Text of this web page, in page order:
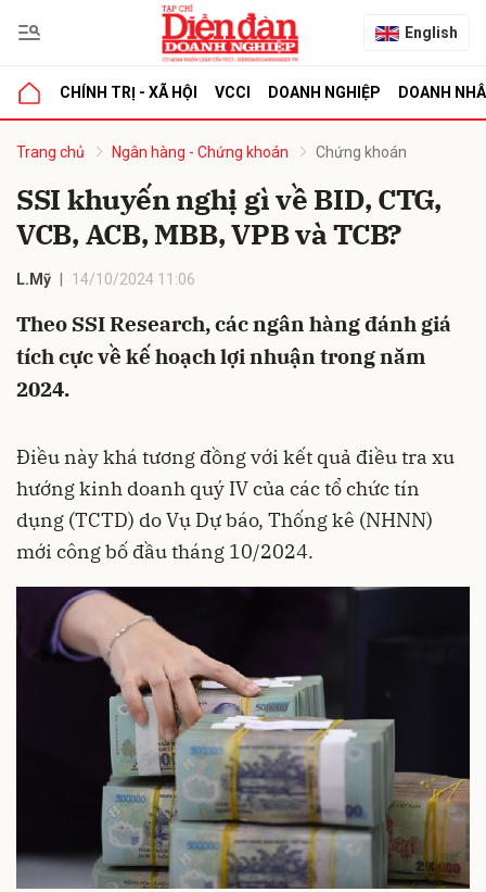
English
CHÍNH TRỊ - XÃ HỘI VCCI DOANH NGHIỆP DOANH
Trang chủ Ngân hàng - Chứng khoán Chứng khoán
SSI khuyến nghị gì về BID, CTG,
VCB, ACB, MBB, VPB và TCB?
L.Mỹ 14/10/2024 11:06
Theo SSI Research, các ngân hàng đánh giá
tích cực về kế hoạch lợi nhuận trong năm
2024.
Điều này khá tương đồng với kết quả điều tra xu
hướng kinh doanh quý IV của các tổ chức tín
dụng (TCTD) do Vụ Dự báo, Thống kê (NHNN)
mới công bố đầu tháng 10/2024.
luận
Hủy